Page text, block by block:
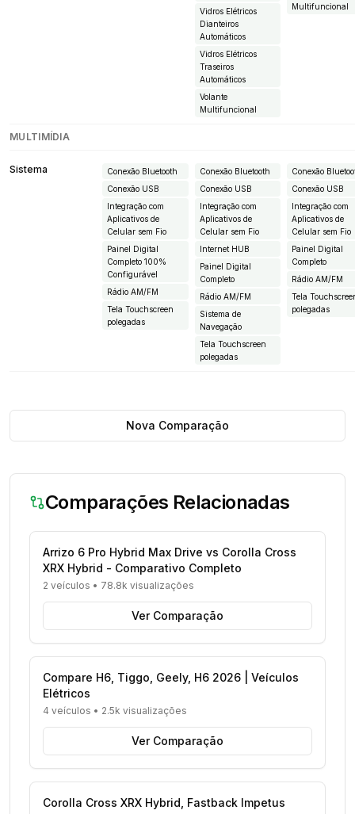
Vidros Elétricos
Dianteiros
Automáticos
Vidros Elétricos
Traseiros
Automáticos
Volante
Multifuncional
Multifuncional
MULTIMÍDIA
Sistema
Conexão Bluetooth
Conexão USB
Integração com
Aplicativos de
Celular sem Fio
Painel Digital
Completo 100%
Configurável
Rádio AM/FM
Tela Touchscreen
polegadas
Conexão Bluetooth
Conexão USB
Integração com
Aplicativos de
Celular sem Fio
Internet HUB
Painel Digital
Completo
Rádio AM/FM
Sistema de
Navegação
Tela Touchscreen
polegadas
Conexão
Conexão USB
Integração com
Aplicativos de
Celular sem Fio
Painel Digital
Completo
Rádio AM/FM
Tela
polegadas
Nova Comparação
Comparações Relacionadas
Arrizo 6 Pro Hybrid Max Drive vs Corolla Cross
XRX Hybrid - Comparativo Completo
2 veículos • 78.8k visualizações
Ver Comparação
Compare H6, Tiggo, Geely, H6 2026 | Veículos
Elétricos
4 veículos • 2.5k visualizações
Ver Comparação
Corolla Cross XRX Hybrid, Fastback Impetus